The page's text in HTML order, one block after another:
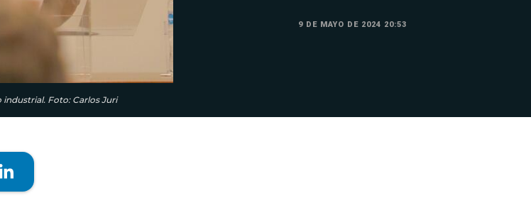
industrial. Foto: Carlos Juri
9 DE MAYO DE 2024 20:53